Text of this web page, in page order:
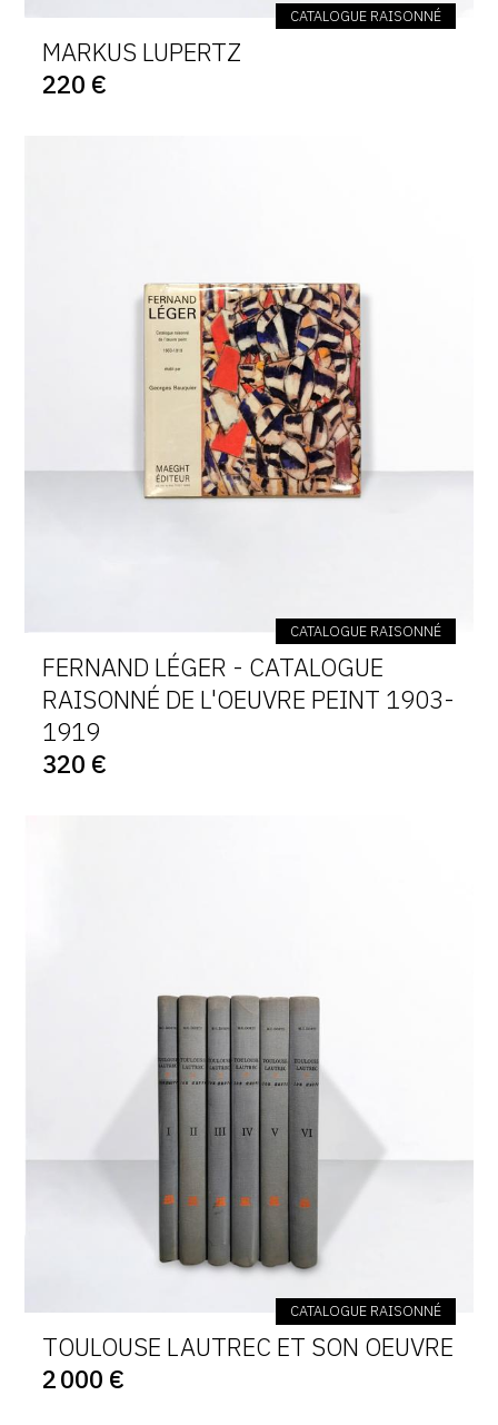
CATALOGUE RAISONNÉ
MARKUS LUPERTZ
220 €
CATALOGUE RAISONNÉ
FERNAND LÉGER - CATALOGUE
RAISONNÉ DE L'OEUVRE PEINT 1903-
1919
320 €
CATALOGUE RAISONNÉ
TOULOUSE LAUTREC ET SON OEUVRE
2 000 €